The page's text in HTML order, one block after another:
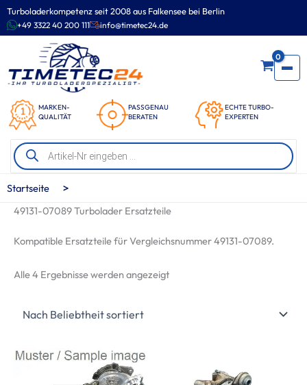
Turboladerkompetenz seit 2008 aus Falkensee bei Berlin
+49 3322 40 200 111 info@timetec24.de
MARKEN-
QUALITÄT
PASSGENAU
BERATEN
ECHTE TURBO-
EXPERTEN
0
Products
search
Zum
Inhalt
springen
Startseite >
49131-07089 Turbolader Ersatzteile
Kompatible Ersatzteile für Vergleichsnummer 49131-07089.
Alle 4 Ergebnisse werden angezeigtNach